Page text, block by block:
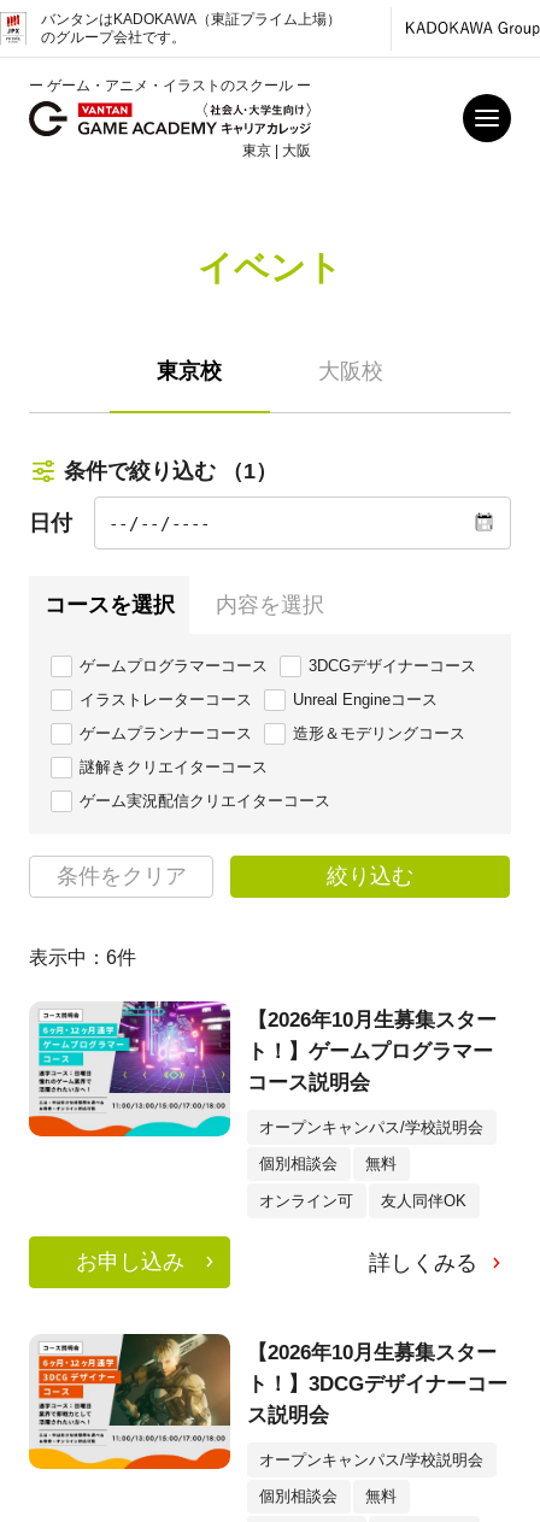
バンタンはKADOKAWA（東証プライム上場）
のグループ会社です。
ー ゲーム・アニメ・イラストのスクール ー
東京 | 大阪
イベント
東京校 大阪校
条件で絞り込む （1）
日付
コースを選択 内容を選択
ゲームプログラマーコース
3DCGデザイナーコース
イラストレーターコース
Unreal Engineコース
ゲームプランナーコース
造形＆モデリングコース
謎解きクリエイターコース
ゲーム実況配信クリエイターコース
条件をクリア 絞り込む
表示中： 6件
【2026年10月生募集スター
ト！】ゲームプログラマー
コース説明会
オープンキャンパス/学校説明会
個別相談会 無料
オンライン可 友人同伴OK
お申し込み 詳しくみる
【2026年10月生募集スター
ト！】3DCGデザイナーコー
ス説明会
オープンキャンパス/学校説明会
個別相談会 無料